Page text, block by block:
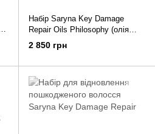
Набір Saryna Key Damage
Repair Oils Philosophy (олія
105мл, спрей-блиск 250мл,
олія для тіла 110мл)
2 850 грн